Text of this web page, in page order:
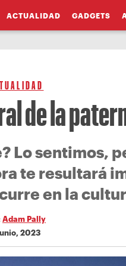
ACTUALIDAD GADGETS
de la
Lo sentimos,
te resultará
en la
Adam Pally
2023